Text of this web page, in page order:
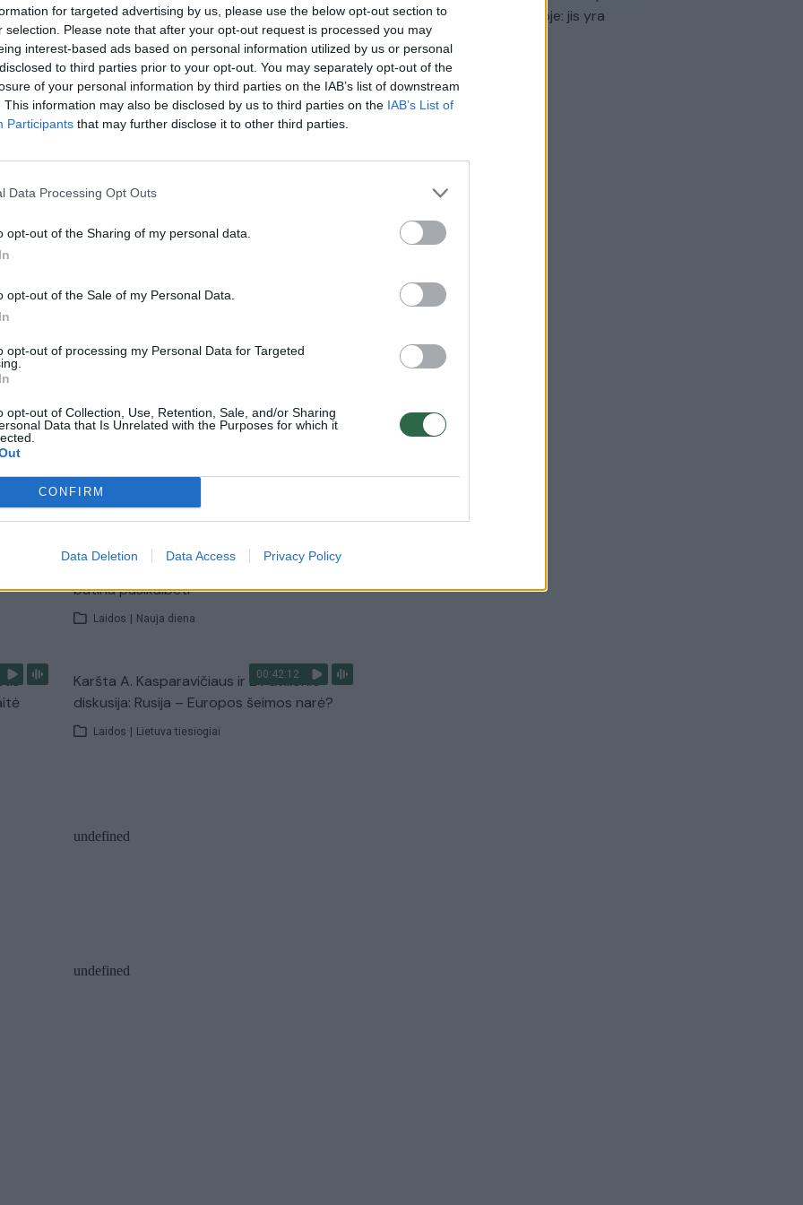
for targeted advertising by us, please use the below opt-out section to
selection. Please note that after your opt-out request is processed you may
interest-based ads based on personal information utilized by us or personal
to third parties prior to your opt-out. You may separately opt-out of the
of your personal information by third parties on the IAB’s list of downstream
This information may also be disclosed by us to third parties on the IAB’s List of
Participants that may further disclose it to other third parties.
Data Processing Opt Outs
opt-out of the Sharing of my personal data.
opt-out of the Sale of my Personal Data.
opt-out of processing my Personal Data for Targeted
opt-out of Collection, Use, Retention, Sale, and/or Sharing
Data that Is Unrelated with the Purposes for which it
CONFIRM
Data Deletion Data Access Privacy Policy
Lrytas.TV
Visi įrašai
–
Liūdna vyresnio amžiaus dirbančiųjų
užgaulūs įvardžiai
Nyderlanduose apgynė čempionų vardą
Ruošiantis naujiems mokslo metams –
vaikų teisių tarnybos primena: štai apie ką
būtina pasikalbėti
Laidos | Nauja diena
00:42:12
Karšta A. Kasparavičiaus ir Ž Pavilionio
diskusija: Rusija – Europos šeimos narė?
Laidos | Lietuva tiesiogiai
įsitvirtinti Ukrainos politikoje: jis yra
neteisus
Laidos | Nauja diena